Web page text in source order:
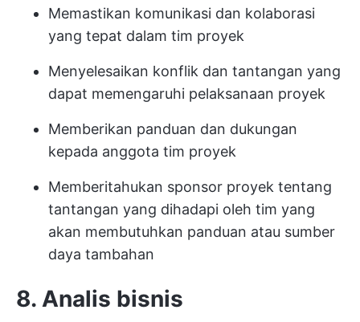
Memastikan komunikasi dan kolaborasi
yang tepat dalam tim proyek
Menyelesaikan konflik dan tantangan yang
dapat memengaruhi pelaksanaan proyek
Memberikan panduan dan dukungan
kepada anggota tim proyek
Memberitahukan sponsor proyek tentang
tantangan yang dihadapi oleh tim yang
akan membutuhkan panduan atau sumber
daya tambahan
8. Analis bisnis